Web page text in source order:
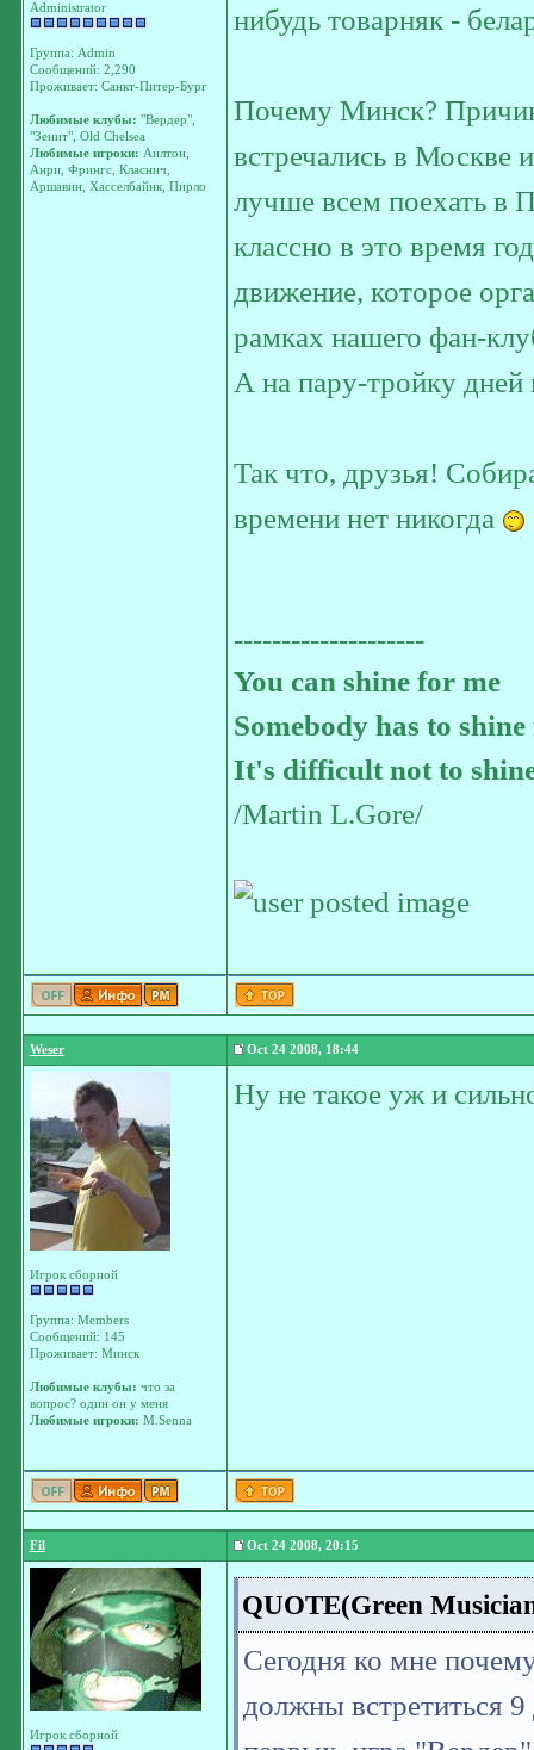
Administrator
Группа: Admin
Сообщений: 2,290
Проживает: Санкт-Питер-Бург
Любимые клубы: "Вердер",
"Зенит", Old Chelsea
Любимые игроки: Аилтон,
Анри, Фрингс, Класнич,
Аршавин, Хасселбайнк, Пирло
нибудь товарняк -
Почему Минск?
встречались в Москве
лучше всем поехать в
классно в это время
движение, которое
рамках нашего фан-
А на пару-тройку дней
Так что, друзья!
времени нет никогда
--------------------
You can shine for me
Somebody has to
It's difficult not to
/Martin L.Gore/
Weser Oct 24 2008, 18:44
Игрок сборной
Группа: Members
Сообщений: 145
Проживает: Минск
Любимые клубы: что за
вопрос? один он у меня
Любимые игроки: M.Senna
Ну не такое уж и
Fil Oct 24 2008, 20:15
Игрок сборной
QUOTE(Green
Сегодня ко мне
должны встретиться